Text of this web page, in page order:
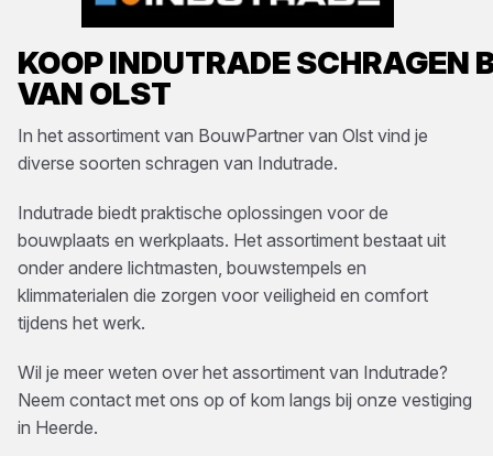
KOOPINDUTRADESCHRAGEN
VAN OLST
In het assortiment van BouwPartner van Olst vind je
diverse soorten schragen van Indutrade.
Indutrade biedt praktische oplossingen voor de
bouwplaats en werkplaats. Het assortiment bestaat uit
onder andere lichtmasten, bouwstempels en
klimmaterialen die zorgen voor veiligheid en comfort
tijdens het werk.
Wil je meer weten over het assortiment van Indutrade?
Neem contact met ons op of kom langs bij onze vestiging
in Heerde.